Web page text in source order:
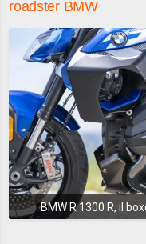
roadster BMW
BMW R 1300 R, il